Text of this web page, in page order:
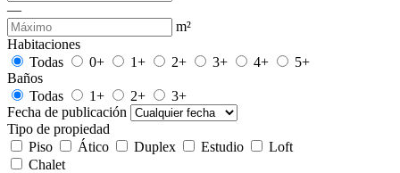
—
m²
Habitaciones
Todas
0+ 1+ 2+ 3+ 4+
5+
Baños
Todas
1+ 2+
3+
Fecha de publicación
Tipo de propiedad
Piso
Ático Duplex Estudio
Loft
Chalet